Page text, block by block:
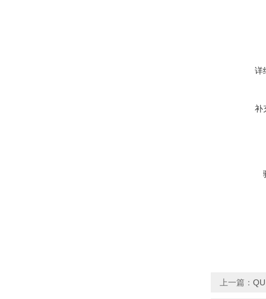
详
补
上一篇：